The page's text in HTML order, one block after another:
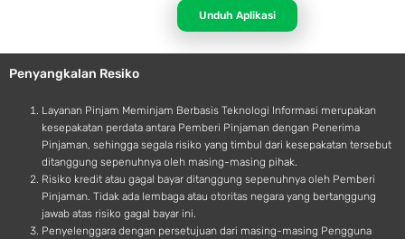
p
l
e
d
r
o
d
Unduh Aplikasi
Penyangkalan Resiko
Layanan Pinjam Meminjam Berbasis Teknologi Informasi merupakan
kesepakatan perdata antara Pemberi Pinjaman dengan Penerima
Pinjaman, sehingga segala risiko yang timbul dari kesepakatan tersebut
ditanggung sepenuhnya oleh masing-masing pihak.
Risiko kredit atau gagal bayar ditanggung sepenuhnya oleh Pemberi
Pinjaman. Tidak ada lembaga atau otoritas negara yang bertanggung
jawab atas risiko gagal bayar ini.
Penyelenggara dengan persetujuan dari masing-masing Pengguna